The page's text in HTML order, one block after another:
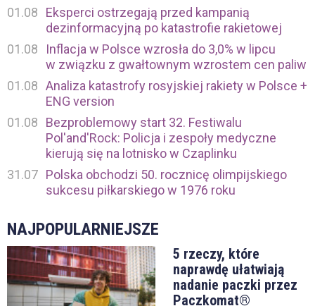
01.08
Eksperci ostrzegają przed kampanią
dezinformacyjną po katastrofie rakietowej
01.08
Inflacja w Polsce wzrosła do 3,0% w lipcu
w związku z gwałtownym wzrostem cen paliw
01.08 Analiza katastrofy rosyjskiej rakiety w Polsce +
ENG version
01.08
Bezproblemowy start 32. Festiwalu
Pol'and'Rock: Policja i zespoły medyczne
kierują się na lotnisko w Czaplinku
31.07 Polska obchodzi 50. rocznicę olimpijskiego
sukcesu piłkarskiego w 1976 roku
NAJPOPULARNIEJSZE
5 rzeczy, które
naprawdę ułatwiają
nadanie paczki przez
Paczkomat®